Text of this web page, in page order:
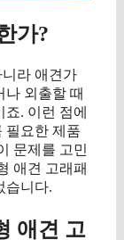
가?
라 애견가
나 외출할 때
. 이런 점에
필요한 제품
문제를 고민
애견 고래패
습니다.
애견 고